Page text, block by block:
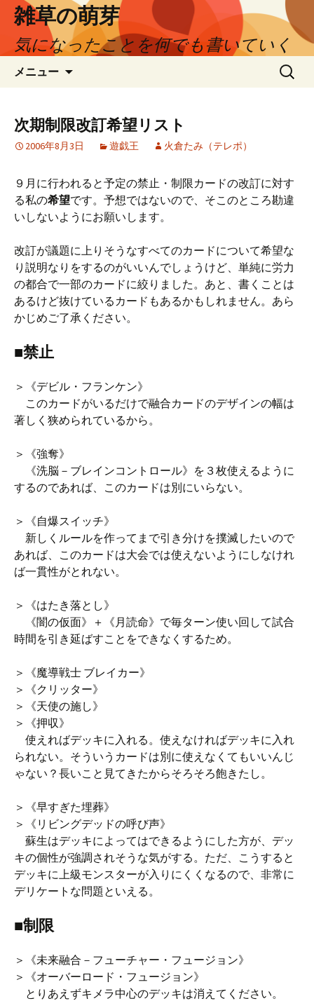
ン
へ
雑草の萌芽
気になったことを何でも書いていく
メニュー
検
索:
次期制限改訂希望リスト
2006年8月3日 遊戯王 火倉たみ（テレポ）
９月に行われると予定の禁止・制限カードの改訂に対す
る私の希望です。予想ではないので、そこのところ勘違
いしないようにお願いします。
改訂が議題に上りそうなすべてのカードについて希望な
り説明なりをするのがいいんでしょうけど、単純に労力
の都合で一部のカードに絞りました。あと、書くことは
あるけど抜けているカードもあるかもしれません。あら
かじめご了承ください。
■禁止
＞《デビル・フランケン》
このカードがいるだけで融合カードのデザインの幅は
著しく狭められているから。
＞《強奪》
《洗脳－ブレインコントロール》を３枚使えるように
するのであれば、このカードは別にいらない。
＞《自爆スイッチ》
新しくルールを作ってまで引き分けを撲滅したいので
あれば、このカードは大会では使えないようにしなけれ
ば一貫性がとれない。
＞《はたき落とし》
《闇の仮面》＋《月読命》で毎ターン使い回して試合
時間を引き延ばすことをできなくするため。
＞《魔導戦士 ブレイカー》
＞《クリッター》
＞《天使の施し》
＞《押収》
使えればデッキに入れる。使えなければデッキに入れ
られない。そういうカードは別に使えなくてもいいんじ
ゃない？長いこと見てきたからそろそろ飽きたし。
＞《早すぎた埋葬》
＞《リビングデッドの呼び声》
蘇生はデッキによってはできるようにした方が、デッ
キの個性が強調されそうな気がする。ただ、こうすると
デッキに上級モンスターが入りにくくなるので、非常に
デリケートな問題といえる。
■制限
＞《未来融合－フューチャー・フュージョン》
＞《オーバーロード・フュージョン》
とりあえずキメラ中心のデッキは消えてください。